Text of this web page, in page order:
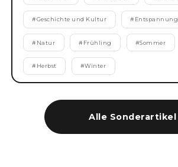
Alle Sonderartikel
#Geschichte und Kultur # Entspannung
# Natur # Frühling #Sommer
# Herbst #Winter